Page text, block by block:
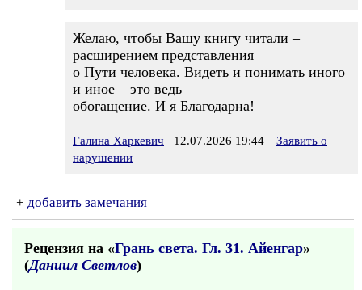
Желаю, чтобы Вашу книгу читали –
расширением представления
о Пути человека. Видеть и понимать иного
и иное – это ведь
обогащение. И я Благодарна!
Галина Харкевич 12.07.2026 19:44
Заявить о
нарушении
+ добавить замечания
Рецензия на «Грань света. Гл. 31. Айенгар»
(Даниил Светлов)